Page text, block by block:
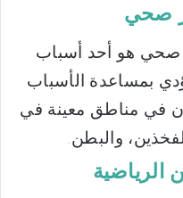
صحي
صحي هو أحد أسباب
بمساعدة الأسباب
في مناطق معينة في
والبطن.
الرياضية